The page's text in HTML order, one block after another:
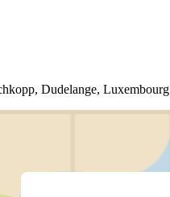
Dudelange, Luxembourg